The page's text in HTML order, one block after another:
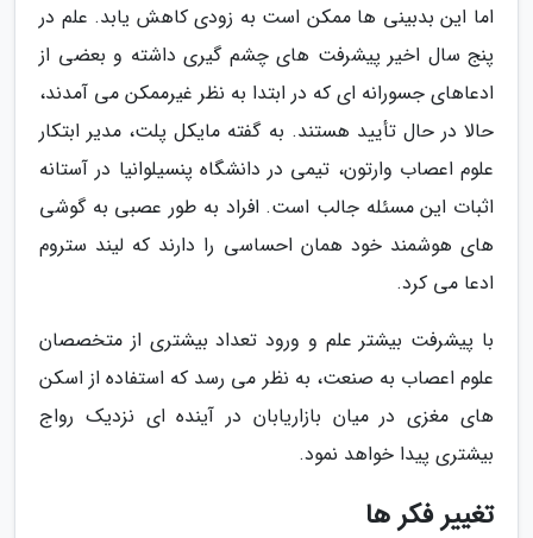
اما این بدبینی ها ممکن است به زودی کاهش یابد. علم در
پنج سال اخیر پیشرفت های چشم گیری داشته و بعضی از
ادعاهای جسورانه ای که در ابتدا به نظر غیرممکن می آمدند،
حالا در حال تأیید هستند. به گفته مایکل پلت، مدیر ابتکار
علوم اعصاب وارتون، تیمی در دانشگاه پنسیلوانیا در آستانه
اثبات این مسئله جالب است. افراد به طور عصبی به گوشی
های هوشمند خود همان احساسی را دارند که لیند ستروم
ادعا می کرد.
با پیشرفت بیشتر علم و ورود تعداد بیشتری از متخصصان
علوم اعصاب به صنعت، به نظر می رسد که استفاده از اسکن
های مغزی در میان بازاریابان در آینده ای نزدیک رواج
بیشتری پیدا خواهد نمود.
تغییر فکر ها